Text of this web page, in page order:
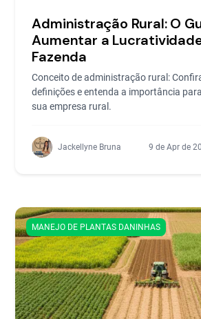
Administração Rural: O
Aumentar a
Fazenda
Conceito de administração rural:
definições e entenda a importância
sua empresa rural.
Jackellyne Bruna 9 de Apr de
MANEJO DE PLANTAS DANINHAS